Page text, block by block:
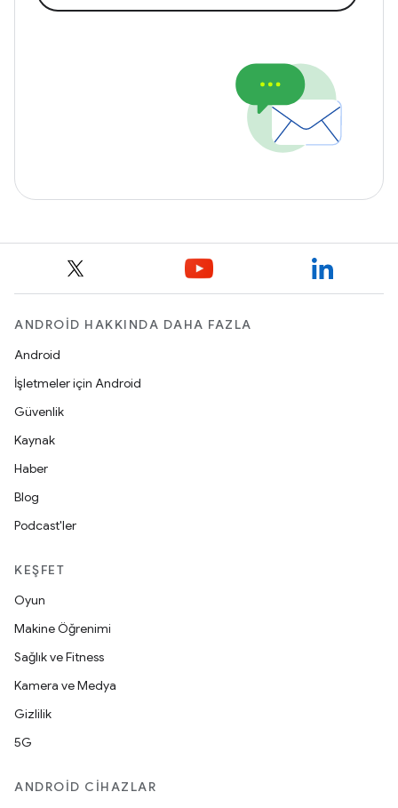
ANDROID HAKKINDA DAHA FAZLA
Android
İşletmeler için Android
Güvenlik
Kaynak
Haber
Blog
Podcast'ler
KEŞFET
Oyun
Makine Öğrenimi
Sağlık ve Fitness
Kamera ve Medya
Gizlilik
5G
ANDROID CIHAZLAR